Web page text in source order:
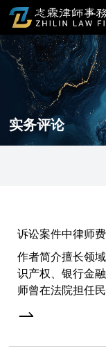
实务评论
诉讼案件中律师
作者简介擅长领
识产权、银行金
师曾在法院担任